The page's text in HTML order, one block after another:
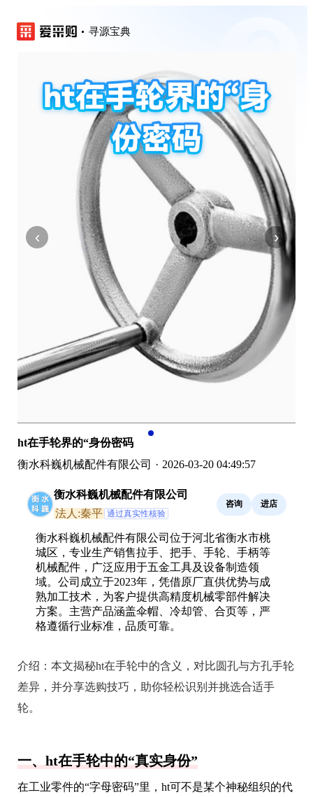
寻源宝典
‹ ›
ht在手轮界的“身份密码
衡水科巍机械配件有限公司 · 2026-03-20 04:49:57
衡水科巍机械配件有限公司
法人:秦平 通过真实性核验
咨询 进店
衡水科巍机械配件有限公司位于河北省衡水市桃
城区，专业生产销售拉手、把手、手轮、手柄等
机械配件，广泛应用于五金工具及设备制造领
域。公司成立于2023年，凭借原厂直供优势与成
熟加工技术，为客户提供高精度机械零部件解决
方案。主营产品涵盖伞帽、冷却管、合页等，严
格遵循行业标准，品质可靠。
介绍： 本文揭秘ht在手轮中的含义，对比圆孔与方孔手轮
差异，并分享选购技巧，助你轻松识别并挑选合适手
轮。
一、ht在手轮中的“真实身份”
在工业零件的“字母密码”里，ht可不是某个神秘组织的代